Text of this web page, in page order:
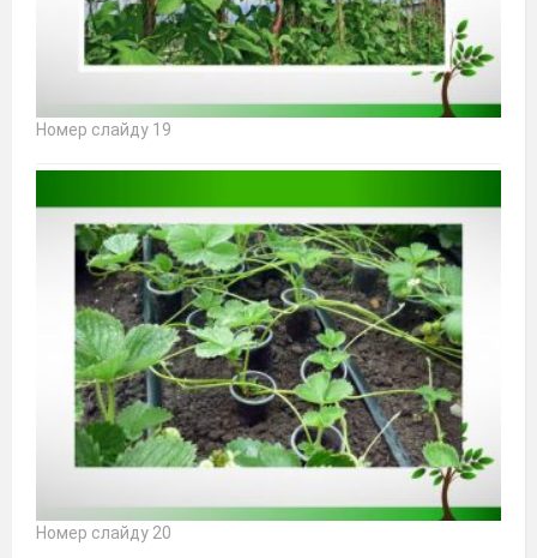
Номер слайду 19
Номер слайду 20